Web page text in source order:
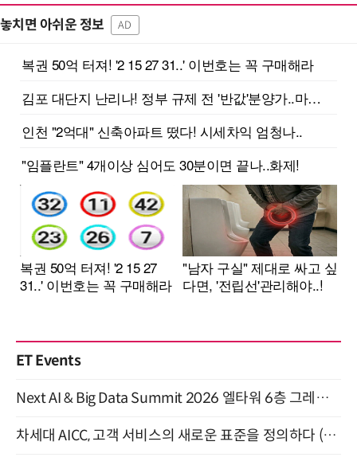
놓치면 아쉬운 정보 AD
ET Events
Next AI & Big Data Summit 2026 엘타워 6층 그레이스홀 개최 (9/18)
차세대 AICC, 고객 서비스의 새로운 표준을 정의하다 (9/9)